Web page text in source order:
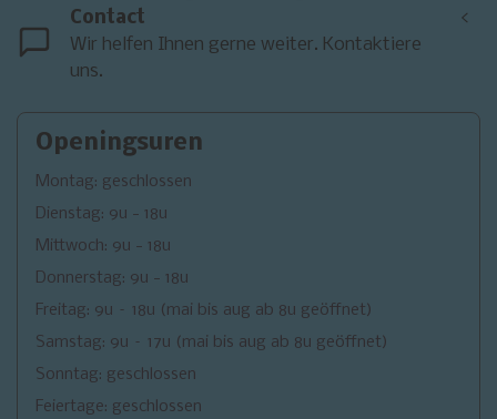
Contact
Wir helfen Ihnen gerne weiter. Kontaktiere
uns.
<
Openingsuren
Montag: geschlossen
Dienstag: 9u - 18u
Mittwoch: 9u - 18u
Donnerstag: 9u - 18u
Freitag: 9u – 18u (mai bis aug ab 8u geöffnet)
Samstag: 9u – 17u (mai bis aug ab 8u geöffnet)
Sonntag: geschlossen
Feiertage: geschlossen